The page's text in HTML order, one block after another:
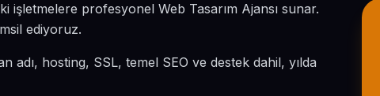
işletmelere profesyonel Web Tasarım Ajansı sunar.
ediyoruz.
adı, hosting, SSL, temel SEO ve destek dahil, yılda